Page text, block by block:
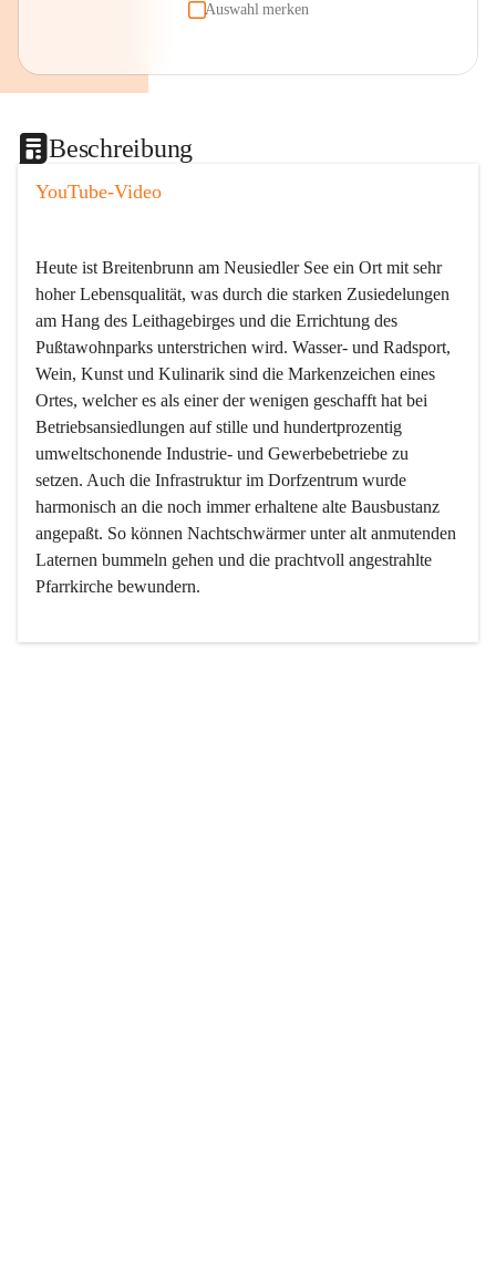
Auswahl merken
Beschreibung
YouTube-Video
Heute ist Breitenbrunn am Neusiedler See ein Ort mit sehr
hoher Lebensqualität, was durch die starken Zusiedelungen
am Hang des Leithagebirges und die Errichtung des
Pußtawohnparks unterstrichen wird. Wasser- und Radsport,
Wein, Kunst und Kulinarik sind die Markenzeichen eines
Ortes, welcher es als einer der wenigen geschafft hat bei
Betriebsansiedlungen auf stille und hundertprozentig
umweltschonende Industrie- und Gewerbebetriebe zu
setzen. Auch die Infrastruktur im Dorfzentrum wurde
harmonisch an die noch immer erhaltene alte Bausbustanz
angepaßt. So können Nachtschwärmer unter alt anmutenden
Laternen bummeln gehen und die prachtvoll angestrahlte
Pfarrkirche bewundern.
Der Weinbau dominert heute nicht mehr, ist aber integrativer